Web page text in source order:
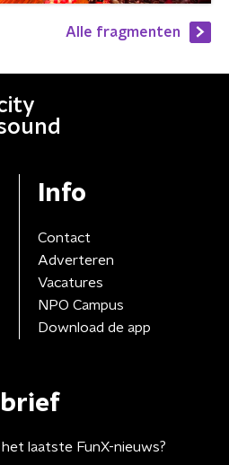
Alle fragmenten
Info
Contact
Adverteren
Vacatures
NPO Campus
Download de app
laatste FunX-nieuws?